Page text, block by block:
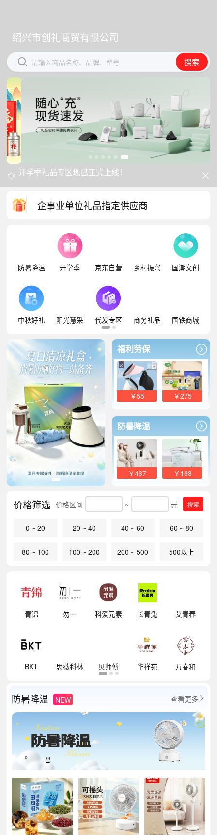
绍兴市创礼商贸有限公司
 请输入商品名称、品牌、型号 搜索
绍兴市创礼商贸有限公司
 请输入商品名称、品牌、型号 搜索

开学季礼品专区现已正式上线！
中秋礼品专区上线｜臻选团圆好礼

企事业单位礼品指定供应商
防暑降温 开学季 京东自营 乡村振兴 国潮文创
中秋好礼 阳光慧采 代发专区 商务礼品 国铁商城
福利劳保
￥55 ￥275
防暑降温
￥467 ￥168
价格筛选 价格区间 ~ 元 搜索
0 ~ 20 20 ~ 40 40 ~ 60 60 ~ 80
80 ~ 100 100 ~ 200 200 ~ 500 500以上
青锦 勿一 科爱元素 长青兔 艾青春
BKT 思薇科林 贝师傅 华祥苑 万春和
防暑降温 NEW 查看更多 